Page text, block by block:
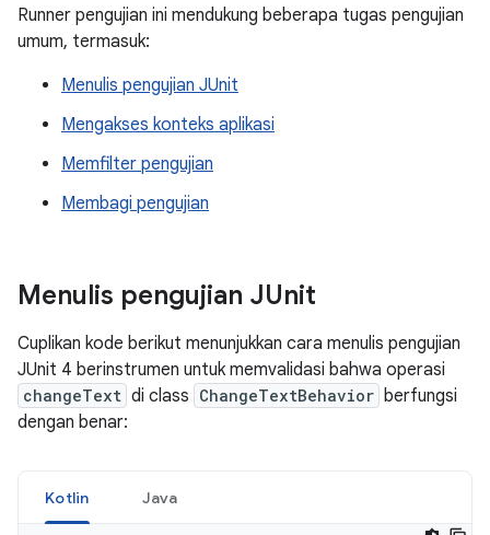
Runner pengujian ini mendukung beberapa tugas pengujian
umum, termasuk:
Menulis pengujian JUnit
Mengakses konteks aplikasi
Memfilter pengujian
Membagi pengujian
Menulis pengujian JUnit
Cuplikan kode berikut menunjukkan cara menulis pengujian
JUnit 4 berinstrumen untuk memvalidasi bahwa operasi
changeText di class ChangeTextBehavior berfungsi
dengan benar:
Kotlin Java